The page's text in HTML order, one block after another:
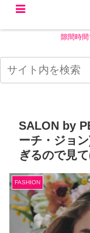
隙間時
SALON by
ーチ・ジョ
ぎるので見
FASHION